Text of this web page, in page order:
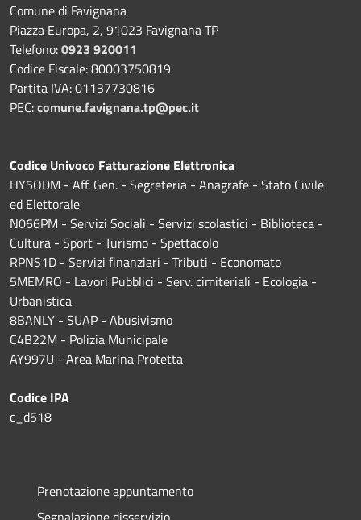
Comune di Favignana
Piazza Europa, 2, 91023 Favignana TP
Telefono:0923 920011
Codice Fiscale: 80003750819
Partita IVA: 01137730816
PEC:comune.favignana.tp@pec.it
Codice Univoco Fatturazione Elettronica
HY5ODM - Aff. Gen. - Segreteria - Anagrafe - Stato Civile
ed Elettorale
N066PM - Servizi Sociali - Servizi scolastici - Biblioteca -
Cultura - Sport - Turismo - Spettacolo
RPNS1D - Servizi finanziari - Tributi - Economato
5MEMRO - Lavori Pubblici - Serv. cimiteriali - Ecologia -
Urbanistica
8BANLY - SUAP - Abusivismo
C4B22M - Polizia Municipale
AY997U - Area Marina Protetta
Codice IPA
c_d518
Prenotazione appuntamento